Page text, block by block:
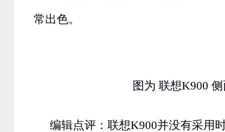
常出色。
图为 联想K900
编辑点评：联想K900并没有采用